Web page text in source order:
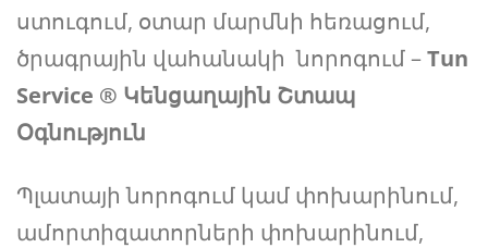
ստուգում, օտար մարմնի հեռացում,
ծրագրային վահանակի նորոգում –Tun
Service ® Կենցաղային Շտապ
Օգնություն
Պլատայի նորոգում կամ փոխարինում,
ամորտիզատորների փոխարինում,